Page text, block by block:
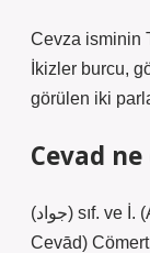
Cevza isminin
İkizler burcu,
görülen iki
Cevad
(ﺟﻮﺍﺩ) sıf. ve İ. (Ar. cūd “cömertlik” kelimesinden gelen
Cevād)